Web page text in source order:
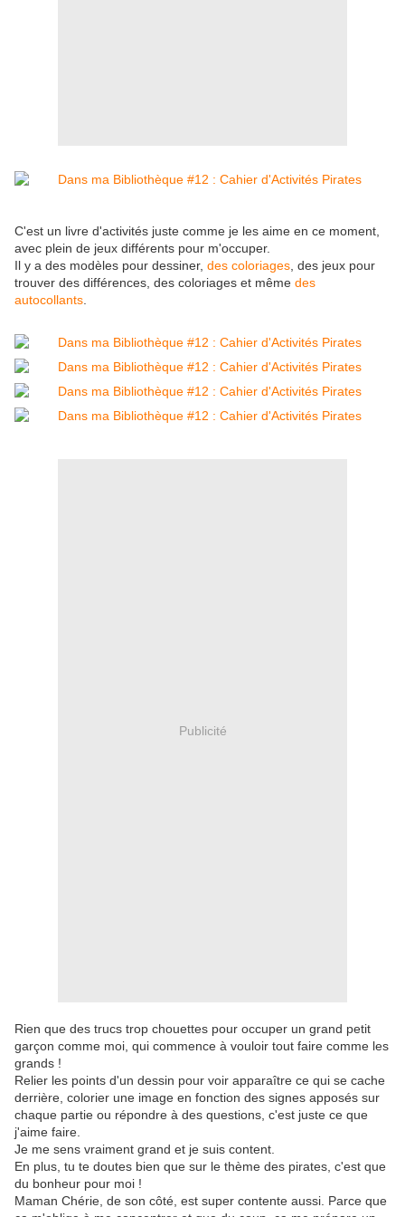
C'est un livre d'activités juste comme je les aime en ce moment,
avec plein de jeux différents pour m'occuper.
Il y a des modèles pour dessiner, des coloriages , des jeux pour
trouver des différences, des coloriages et même des
autocollants
Publicité
Rien que des trucs trop chouettes pour occuper un grand petit
garçon comme moi, qui commence à vouloir tout faire comme les
grands !
Relier les points d'un dessin pour voir apparaître ce qui se cache
derrière, colorier une image en fonction des signes apposés sur
chaque partie ou répondre à des questions, c'est juste ce que
j'aime faire.
Je me sens vraiment grand et je suis content.
En plus, tu te doutes bien que sur le thème des pirates, c'est que
du bonheur pour moi !
Maman Chérie, de son côté, est super contente aussi. Parce que